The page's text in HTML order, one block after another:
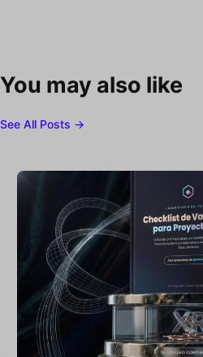
You may also like
See All Posts →